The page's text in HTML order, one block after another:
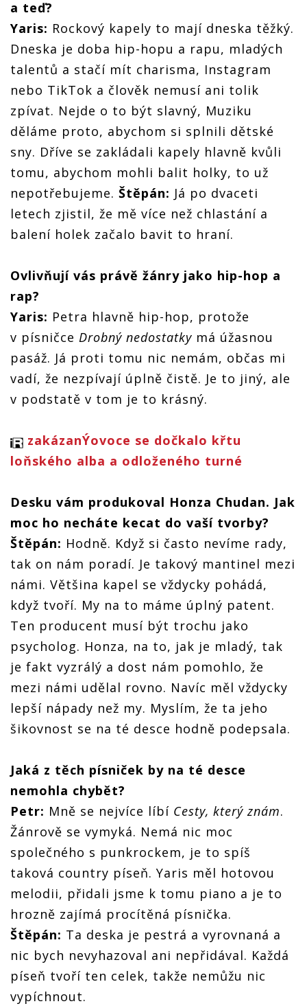
a teď?
Yaris: Rockový kapely to mají dneska těžký.
Dneska je doba hip-hopu a rapu, mladých
talentů a stačí mít charisma, Instagram
nebo TikTok a člověk nemusí ani tolik
zpívat. Nejde o to být slavný, Muziku
děláme proto, abychom si splnili dětské
sny. Dříve se zakládali kapely hlavně kvůli
tomu, abychom mohli balit holky, to už
nepotřebujeme. Štěpán: Já po dvaceti
letech zjistil, že mě více než chlastání a
balení holek začalo bavit to hraní.
Ovlivňují vás právě žánry jako hip-hop a
rap?
Yaris: Petra hlavně hip-hop, protože
v písničce Drobný nedostatky má úžasnou
pasáž. Já proti tomu nic nemám, občas mi
vadí, že nezpívají úplně čistě. Je to jiný, ale
v podstatě v tom je to krásný.
zakázanÝovoce se dočkalo křtu
loňského alba a odloženého turné
Desku vám produkoval Honza Chudan. Jak
moc ho necháte kecat do vaší tvorby?
Štěpán: Hodně. Když si často nevíme rady,
tak on nám poradí. Je takový mantinel mezi
námi. Většina kapel se vždycky pohádá,
když tvoří. My na to máme úplný patent.
Ten producent musí být trochu jako
psycholog. Honza, na to, jak je mladý, tak
je fakt vyzrálý a dost nám pomohlo, že
mezi námi udělal rovno. Navíc měl vždycky
lepší nápady než my. Myslím, že ta jeho
šikovnost se na té desce hodně podepsala.
Jaká z těch písniček by na té desce
nemohla chybět?
Petr: Mně se nejvíce líbí Cesty, který znám.
Žánrově se vymyká. Nemá nic moc
společného s punkrockem, je to spíš
taková country píseň. Yaris měl hotovou
melodii, přidali jsme k tomu piano a je to
hrozně zajímá procítěná písnička.
Štěpán: Ta deska je pestrá a vyrovnaná a
nic bych nevyhazoval ani nepřidával. Každá
píseň tvoří ten celek, takže nemůžu nic
vypíchnout.